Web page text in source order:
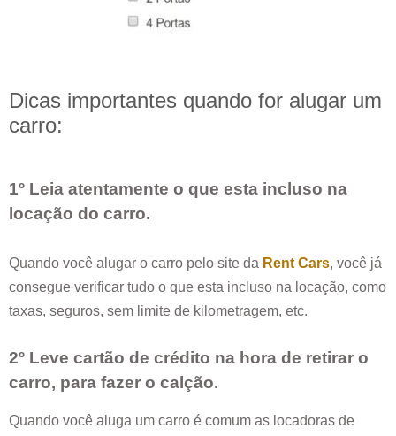
Dicas importantes quando for alugar um
carro:
1º Leia atentamente o que esta incluso na
locação do carro.
Quando você alugar o carro pelo site da Rent Cars, você já
consegue verificar tudo o que esta incluso na locação, como
taxas, seguros, sem limite de kilometragem, etc.
2º Leve cartão de crédito na hora de retirar o
carro, para fazer o calção.
Quando você aluga um carro é comum as locadoras de